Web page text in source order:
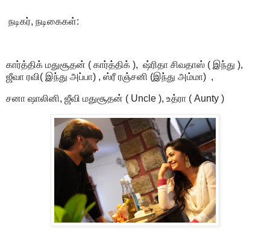
நடிகர், நடிகைகள்:
கார்த்திக் மதுசூதன் ( கார்த்திக் ), ஷ்ரிதா சிவதாஸ் ( இந்து ),
ஜீவா ரவி( இந்து அப்பா) , ஸ்ரீ ரஞ்சனி (இந்து அம்மா) ,
சனா ஷாலினி, ஜீவி மதுசூதன் ( Uncle ), உத்ரா ( Aunty )